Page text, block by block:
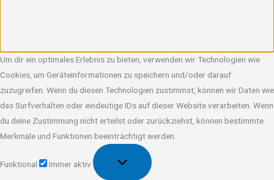
Um dir ein optimales Erlebnis zu bieten, verwenden wir Technologien wie
Cookies, um Geräteinformationen zu speichern und/oder darauf
zuzugreifen. Wenn du diesen Technologien zustimmst, können wir Daten wie
das Surfverhalten oder eindeutige IDs auf dieser Website verarbeiten. Wenn
du deine Zustimmung nicht erteilst oder zurückziehst, können bestimmte
Merkmale und Funktionen beeinträchtigt werden.
Funktional
Immer aktiv